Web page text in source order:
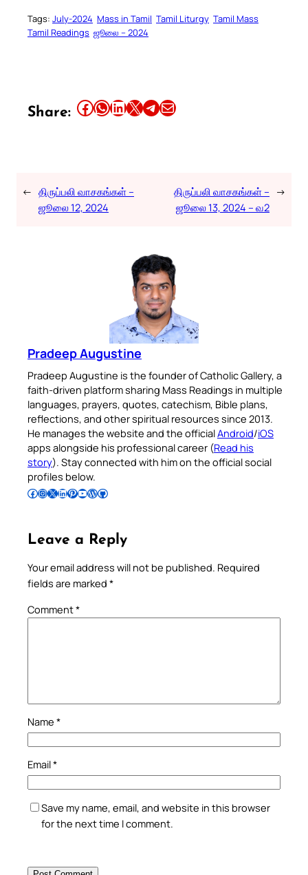
Tags: July-2024 Mass in Tamil Tamil Liturgy Tamil Mass
Tamil Readings ஜூலை – 2024
Share: Share this article on Facebook Share this article on WhatsApp Share this article on LinkedIn Share this article on X Share this article on TelegramEmail this Article
← திருப்பலி வாசகங்கள் –
ஜூலை 12, 2024
திருப்பலி வாசகங்கள் –
ஜூலை 13, 2024 – வ2
→
Pradeep Augustine
Pradeep Augustine is the founder of Catholic Gallery, a
faith-driven platform sharing Mass Readings in multiple
languages, prayers, quotes, catechism, Bible plans,
reflections, and other spiritual resources since 2013.
He manages the website and the officialAndroid/iOS
apps alongside his professional career (Read his
story). Stay connected with him on the official social
profiles below.
Follow Pradeep on Facebook Follow Pradeep on InstagramFollow Pradeep on X Follow Pradeep on LinkedIn Follow Pradeep on Pinterest Subscribe to Pradeep’s Youtube Channel Follow Pradeep on WordPress Follow Pradeep on GitHub
Leave a Reply
Your email address will not be published. Required
fields are marked *
Comment*
Name *
Email*
Save my name, email, and website in this browser
for the next time I comment.